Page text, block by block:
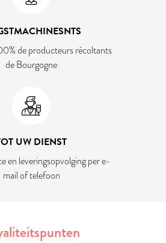
de producteurs récoltants
de Bourgogne
UW DIENST
en leveringsopvolging per e-
mail of telefoon